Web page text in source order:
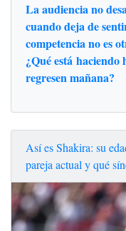
La audiencia no
cuando deja de
competencia no es
¿Qué está haciendo
regresen mañana?
Así es Shakira: su
pareja actual y qué